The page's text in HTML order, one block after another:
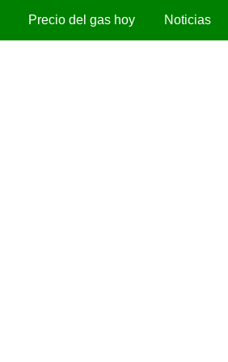
Precio del gas hoy Noticias